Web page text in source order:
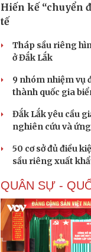
Hiến kế “chuyển
tế
Tháp sầu riêng
ở Đắk Lắk
9 nhóm nhiệm vụ
thành quốc gia
Đắk Lắk yêu cầu
nghiên cứu và
50 cơ sở đủ điều
sầu riêng xuất
QUÂN SỰ -